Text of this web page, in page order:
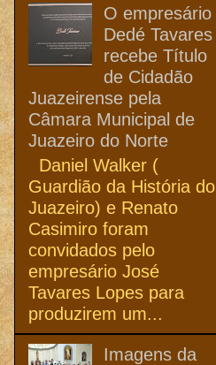
O empresário
Dedé Tavares
recebe Título
de Cidadão
Juazeirense pela
Câmara Municipal de
Juazeiro do Norte
Daniel Walker (
Guardião da História do
Juazeiro) e Renato
Casimiro foram
convidados pelo
empresário José
Tavares Lopes para
produzirem um...
Imagens da